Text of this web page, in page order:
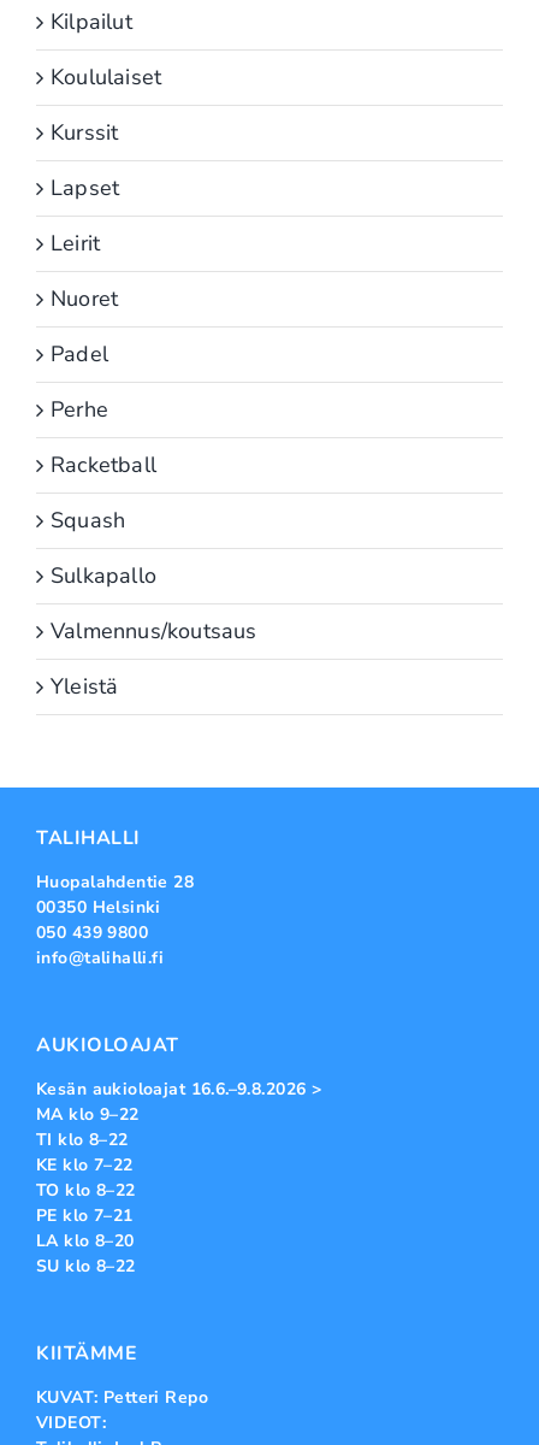
Kilpailut
Koululaiset
Kurssit
Lapset
Leirit
Nuoret
Padel
Perhe
Racketball
Squash
Sulkapallo
Valmennus/koutsaus
Yleistä
TALIHALLI
Huopalahdentie 28
00350 Helsinki
050 439 9800
info@talihalli.fi
AUKIOLOAJAT
Kesän aukioloajat 16.6.–9.8.2026 >
MA klo 9–22
TI klo 8–22
KE klo 7–22
TO klo 8–22
PE klo 7–21
LA klo 8–20
SU klo 8–22
KIITÄMME
KUVAT: Petteri Repo
VIDEOT: